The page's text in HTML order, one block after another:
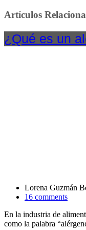
Artículos
¿Qué es un
Lorena Guzmán
16 comments
En la industria de
como la palabra